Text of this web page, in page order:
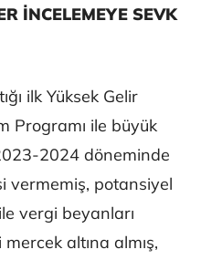
İNCELEMEYE SEVK
ilk Yüksek Gelir
Programı ile büyük
2024 döneminde
vermemiş, potansiyel
vergi beyanları
altına almış,